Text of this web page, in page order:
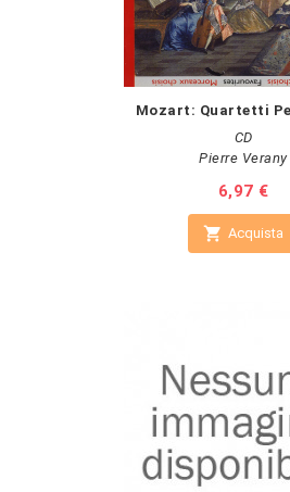
Mozart: Quartetti
CD
Pierre Verany
Prezzo
6,97 €
 Acquista